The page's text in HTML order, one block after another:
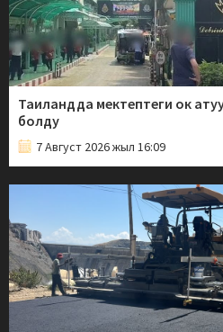
Таиландда мектептеги ок
болду
7 Август 2026 жыл 16:09